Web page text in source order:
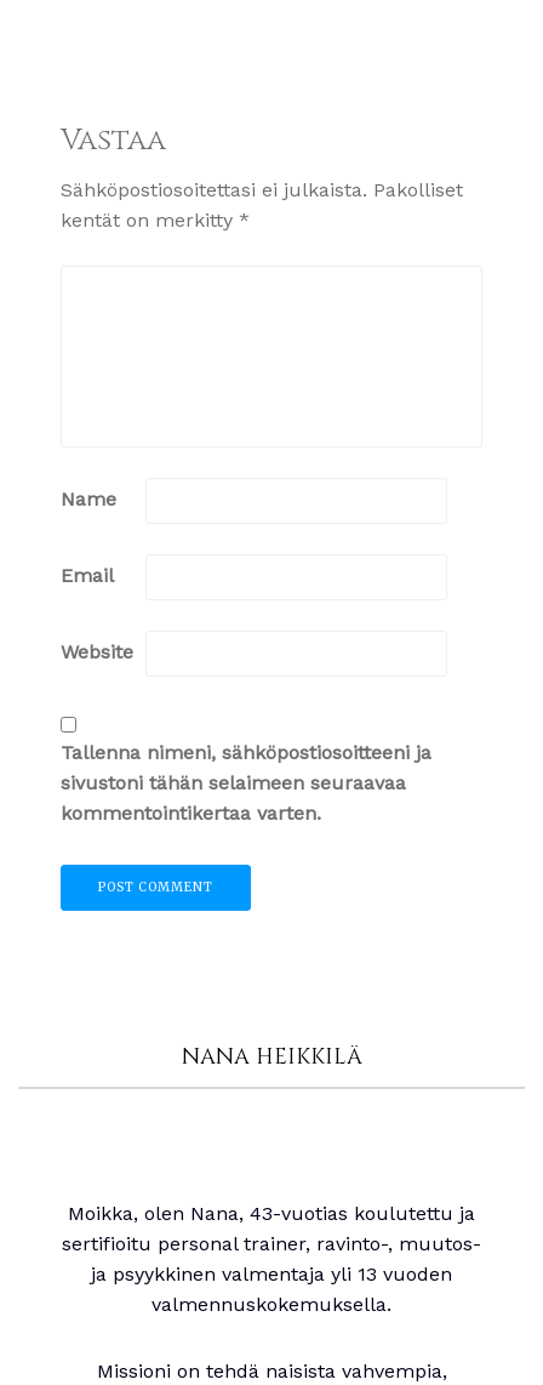
Vastaa
Sähköpostiosoitettasi ei julkaista. Pakolliset
kentät on merkitty *
Name
Email
Website
Tallenna nimeni, sähköpostiosoitteeni ja
sivustoni tähän selaimeen seuraavaa
kommentointikertaa varten.
NANA HEIKKILÄ
Moikka, olen Nana, 43-vuotias koulutettu ja
sertifioitu personal trainer, ravinto-, muutos-
ja psyykkinen valmentaja yli 13 vuoden
valmennuskokemuksella.
Missioni on tehdä naisista vahvempia,